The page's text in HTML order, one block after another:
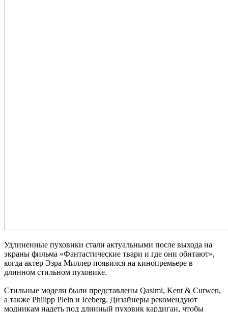
Удлиненные пуховики стали актуальными после выхода на
экраны фильма «Фантастические твари и где они обитают»,
когда актер Эзра Миллер появился на кинопремьере в
длинном стильном пуховике.
Стильные модели были представлены Qasimi, Kent & Curwen,
а также Philipp Plein и Iceberg. Дизайнеры рекомендуют
модникам надеть под длинный пуховик кардиган, чтобы